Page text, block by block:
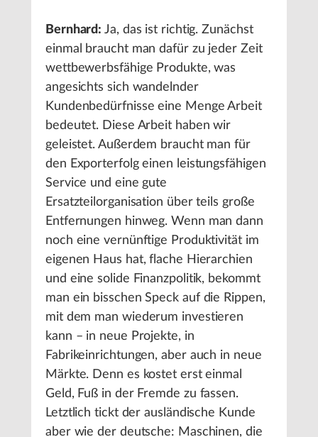
Bernhard: Ja, das ist richtig. Zunächst
einmal braucht man dafür zu jeder Zeit
wettbewerbsfähige Produkte, was
angesichts sich wandelnder
Kundenbedürfnisse eine Menge Arbeit
bedeutet. Diese Arbeit haben wir
geleistet. Außerdem braucht man für
den Exporterfolg einen leistungsfähigen
Service und eine gute
Ersatzteilorganisation über teils große
Entfernungen hinweg. Wenn man dann
noch eine vernünftige Produktivität im
eigenen Haus hat, flache Hierarchien
und eine solide Finanzpolitik, bekommt
man ein bisschen Speck auf die Rippen,
mit dem man wiederum investieren
kann – in neue Projekte, in
Fabrikeinrichtungen, aber auch in neue
Märkte. Denn es kostet erst einmal
Geld, Fuß in der Fremde zu fassen.
Letztlich tickt der ausländische Kunde
aber wie der deutsche: Maschinen, die